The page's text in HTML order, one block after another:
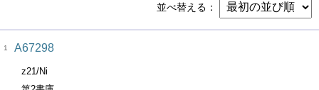
並べ替える
1 A67298
z21/Ni